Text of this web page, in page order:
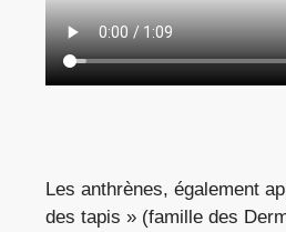
Les anthrènes, également
des tapis » (famille des